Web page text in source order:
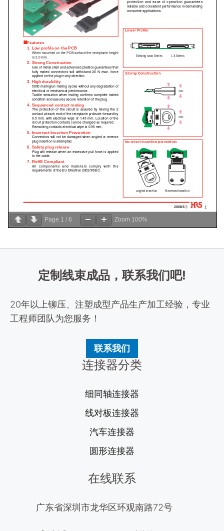
Page 1 / 6 Zoom 100%
定制线束成品，联系我们吧!
20年以上铆压、注塑成型产品生产加工经验，专业
工程师团队为您服务！
联系我们
连接器分类
细同轴连接器
线对板连接器
汽车连接器
圆形连接器
在线联系
广东省深圳市龙华区环观南路72号